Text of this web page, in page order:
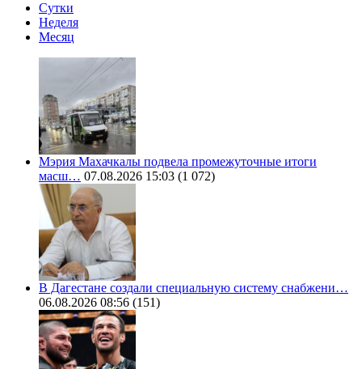
Сутки
Неделя
Месяц
Мэрия Махачкалы подвела промежуточные итоги
масш… 07.08.2026 15:03 (1 072)
В Дагестане создали специальную систему снабжени…
06.08.2026 08:56 (151)